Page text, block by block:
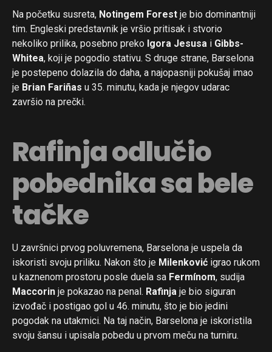
Na početku susreta, Notingem Forest je bio dominantniji
tim. Engleski predstavnik je vršio pritisak i stvorio
nekoliko prilika, posebno preko Igora Jesusa i Gibbs-
Whitea, koji je pogodio stativu. S druge strane, Barselona
je postepeno dolazila do daha, a najopasniji pokušaj imao
je Brian Fariñas u 35. minutu, kada je njegov udarac
završio na prečki.
Rafinja odlučio
pobednika sa bele
tačke
U završnici prvog poluvremena, Barselona je uspela da
iskoristi svoju priliku. Nakon što je Milenković igrao rukom
u kaznenom prostoru posle duela sa Fermínom, sudija
Maccorin je pokazao na penal. Rafinja je bio siguran
izvođač i postigao gol u 46. minutu, što je bio jedini
pogodak na utakmici. Na taj način, Barselona je iskoristila
svoju šansu i upisala pobedu u prvom meču na turniru.